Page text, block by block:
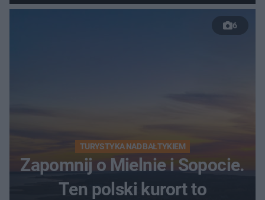
nastolatków
6
TURYSTYKA NAD BAŁTYKIEM
Zapomnij o Mielnie i Sopocie.
Ten polski kurort to